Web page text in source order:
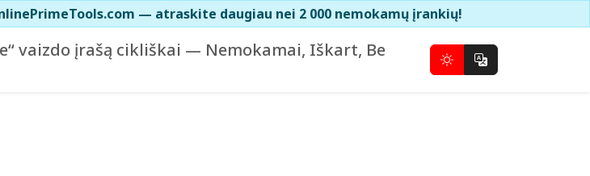
— atraskite daugiau nei 2 000 nemokamų įrankių!
vaizdo įrašą cikliškai — Nemokamai, Iškart, Be